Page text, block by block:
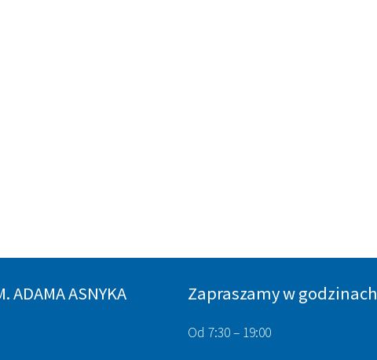
ADAMA ASNYKA Zapraszamy w godzinach
Od 7:30 – 19:00